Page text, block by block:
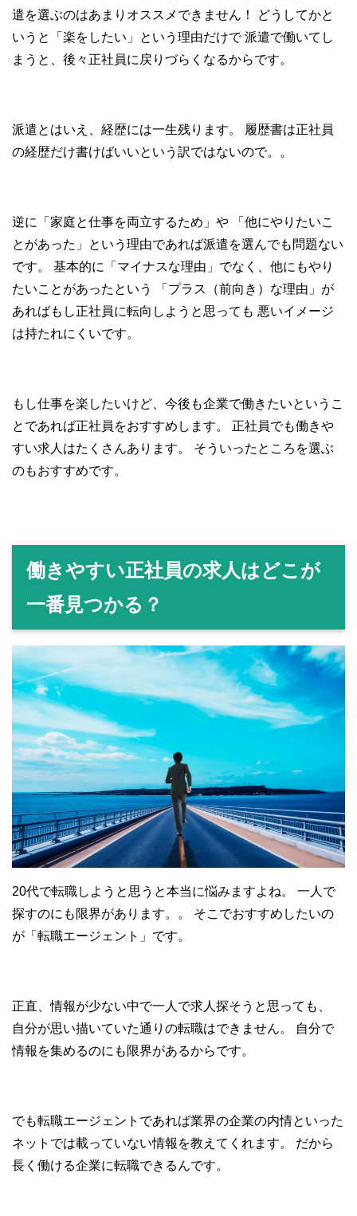
遣を選ぶのはあまりオススメできません！
どうしてかと
いうと「楽をしたい」という理由だけで派遣で働いてし
まうと、後々正社員に戻りづらくなるからです。
派遣とはいえ、経歴には一生残ります。
履歴書は正社員
の経歴だけ書けばいいという訳ではないので。。
逆に「家庭と仕事を両立するため」や 「他にやりたいこ
とがあった」という理由であれば派遣を選んでも問題ない
です。
基本的に「マイナスな理由」でなく、他にもやり
たいことがあったという
「プラス（前向き）な理由」が
あればもし正社員に転向しようと思っても 悪いイメージ
は持たれにくいです。
もし仕事を楽したいけど、今後も企業で働きたいというこ
とであれば正社員をおすすめします。
正社員でも働きや
すい求人はたくさんあります。
そういったところを選ぶ
のもおすすめです。
働きやすい正社員の求人はどこが
一番見つかる？
20代で転職しようと思うと本当に悩みますよね。
一人で
探すのにも限界があります。。
そこでおすすめしたいの
が「転職エージェント」です。
正直、情報が少ない中で一人で求人探そうと思っても、
自分が思い描いていた通りの転職はできません。
自分で
情報を集めるのにも限界があるからです。
でも転職エージェントであれば業界の企業の内情といった
ネットでは載っていない情報を教えてくれます。
だから
長く働ける企業に転職できるんです。